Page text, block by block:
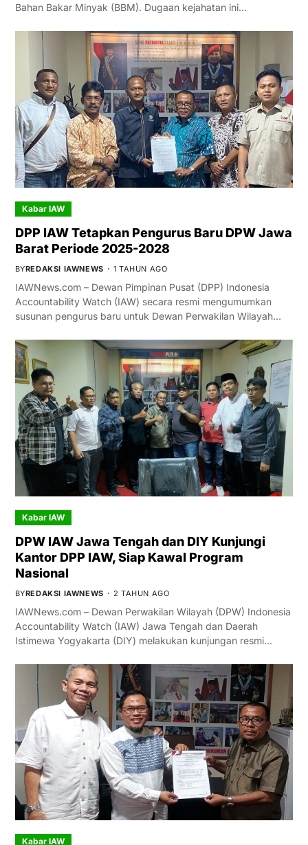
Bahan Bakar Minyak (BBM). Dugaan kejahatan ini…
Kabar IAW
DPP IAW Tetapkan Pengurus Baru DPW Jawa
Barat Periode 2025-2028
BYREDAKSI IAWNEWS 1 TAHUN AGO
IAWNews.com – Dewan Pimpinan Pusat (DPP) Indonesia
Accountability Watch (IAW) secara resmi mengumumkan
susunan pengurus baru untuk Dewan Perwakilan Wilayah…
Kabar IAW
DPW IAW Jawa Tengah dan DIY Kunjungi
Kantor DPP IAW, Siap Kawal Program
Nasional
BYREDAKSI IAWNEWS 2 TAHUN AGO
IAWNews.com – Dewan Perwakilan Wilayah (DPW) Indonesia
Accountability Watch (IAW) Jawa Tengah dan Daerah
Istimewa Yogyakarta (DIY) melakukan kunjungan resmi…
Kabar IAW